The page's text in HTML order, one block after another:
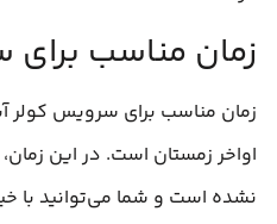
زمان مناسب
زمان مناسب برای سرویس کولر
اواخر زمستان است. در این
نشده است و شما می‌توانید با